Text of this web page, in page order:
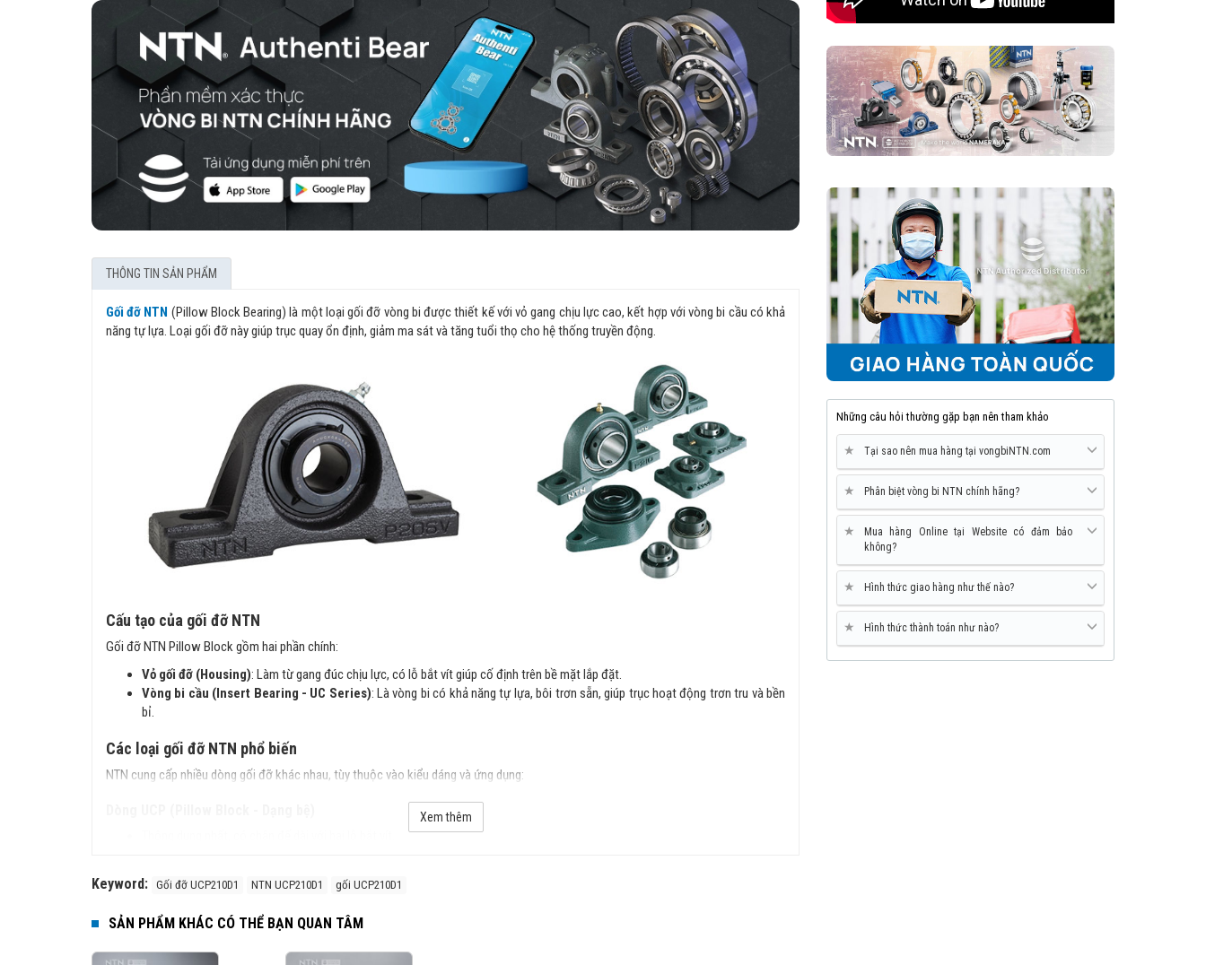
THÔNG TIN SẢN PHẨM
Gối đỡ NTN (Pillow Block Bearing) là một loại gối đỡ vòng bi được thiết kế với vỏ gang chịu lực cao, kết hợp với vòng bi cầu có khả
năng tự lựa. Loại gối đỡ này giúp trục quay ổn định, giảm ma sát và tăng tuổi thọ cho hệ thống truyền động.
Cấu tạo của gối đỡ NTN
Gối đỡ NTN Pillow Block gồm hai phần chính:
Vỏ gối đỡ (Housing): Làm từ gang đúc chịu lực, có lỗ bắt vít giúp cố định trên bề mặt lắp đặt.
Vòng bi cầu (Insert Bearing - UC Series): Là vòng bi có khả năng tự lựa, bôi trơn sẵn, giúp trục hoạt động trơn tru và bền
bỉ.
Các loại gối đỡ NTN phổ biến
NTN cung cấp nhiều dòng gối đỡ khác nhau, tùy thuộc vào kiểu dáng và ứng dụng:
Dòng UCF (Flange Bearing - Dạng bích vuông)
Thiết kế bích vuông 4 lỗ giúp gắn cố định trên bề mặt.
UCF204, UCF205, UCF206
Xem thêm
Keyword: Gối đỡ UCP210D1 NTN UCP210D1 gối UCP210D1
SẢN PHẨM KHÁC CÓ THỂ BẠN QUAN TÂM
Những câu hỏi thường gặp bạn nên tham khảo
★ Tại sao nên mua hàng tại vongbiNTN.com
★ Phân biệt vòng bi NTN chính hãng?
★
Mua hàng Online tại Website có đảm bảo
không?
★ Hình thức giao hàng như thế nào?
★ Hình thức thành toán như nào?